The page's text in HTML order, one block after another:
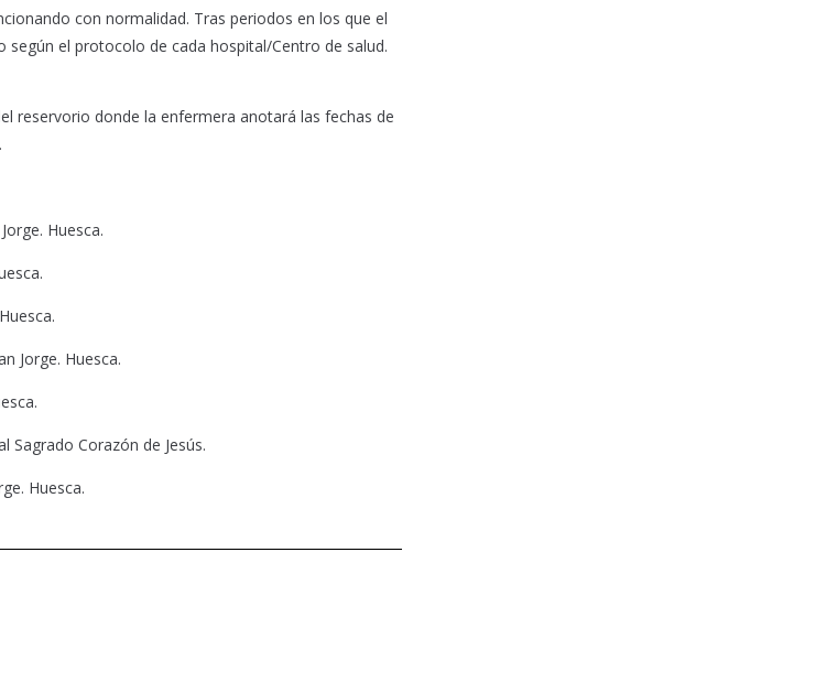
con normalidad. Tras periodos en los que el
el protocolo de cada hospital/Centro de salud.
reservorio donde la enfermera anotará las fechas de
Huesca.
Jorge. Huesca.
Sagrado Corazón de Jesús.
Huesca.